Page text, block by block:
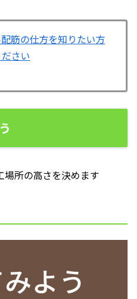
筋の仕方を知りたい方
さい
場所の高さを決めます